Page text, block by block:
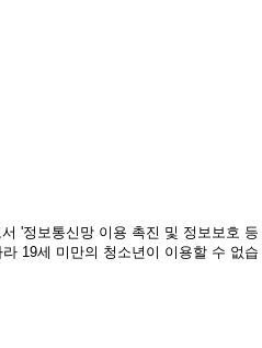
'정보통신망 이용 촉진 및 정보보호 등
19세 미만의 청소년이 이용할 수 없습